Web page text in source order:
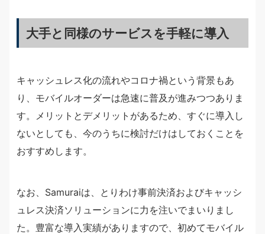
大手と同様のサービスを手軽に導入
キャッシュレス化の流れやコロナ禍という背景もあ
り、モバイルオーダーは急速に普及が進みつつありま
す。メリットとデメリットがあるため、すぐに導入し
ないとしても、今のうちに検討だけはしておくことを
おすすめします。
なお、Samuraiは、とりわけ事前決済およびキャッシ
ュレス決済ソリューションに力を注いでまいりまし
た。豊富な導入実績がありますので、初めてモバイル